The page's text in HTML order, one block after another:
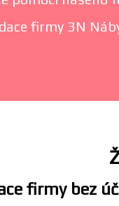
firmy 3N
firmy bez